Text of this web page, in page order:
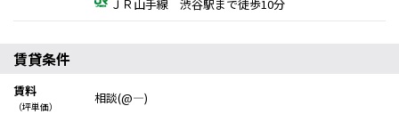
ＪＲ山手線 渋谷駅まで徒歩10分
賃貸条件
賃料
（坪単価）
相談(@―)